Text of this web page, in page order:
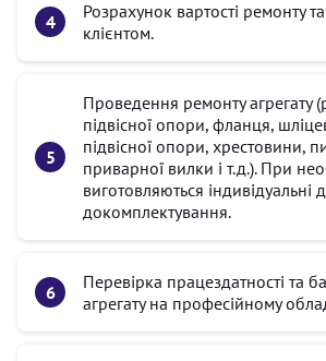
Розрахунок вартості ремонту
клієнтом.
Проведення ремонту агрегату
підвісної опори, фланця,
підвісної опори, хрестовини,
приварної вилки і т.д.). При
виготовляються індивідуальні
докомплектування.
Перевірка працездатності та
агрегату на професійному